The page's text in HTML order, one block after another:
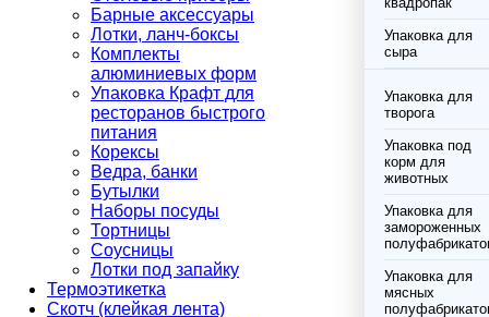
Барные аксессуары
Лотки, ланч-боксы
Комплекты
алюминиевых форм
Упаковка Крафт для
ресторанов быстрого
питания
Корексы
Ведра, банки
Бутылки
Наборы посуды
Тортницы
Соусницы
Лотки под запайку
Термоэтикетка
Скотч (клейкая лента)
Упаковка для
сыра
Упаковка для
творога
Упаковка под
корм для
животных
Упаковка для
замороженных
Упаковка для
мясных